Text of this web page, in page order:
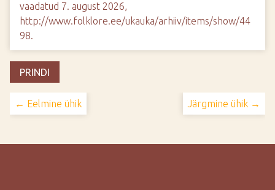
vaadatud 7. august 2026,
http://www.folklore.ee/ukauka/arhiiv/items/show/44
98.
PRINDI
← Eelmine ühik Järgmine ühik →